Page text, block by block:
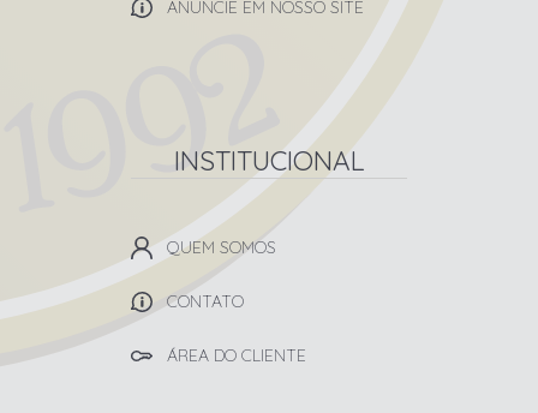
ANUNCIE EM NOSSO SITE
INSTITUCIONAL
QUEM SOMOS
CONTATO
ÁREA DO CLIENTE